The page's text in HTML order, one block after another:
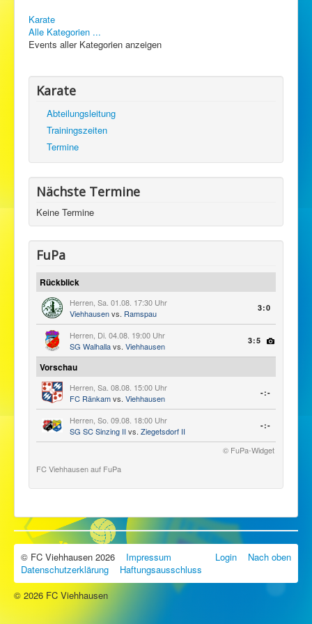
Karate
Alle Kategorien ...
Events aller Kategorien anzeigen
Karate
Abteilungsleitung
Trainingszeiten
Termine
Nächste Termine
Keine Termine
FuPa
Rückblick
Herren, Sa. 01.08. 17:30 Uhr
Viehhausenvs. Ramspau
3:0
Herren, Di. 04.08. 19:00 Uhr
SG Walhallavs. Viehhausen
3:5
Vorschau
Herren, Sa. 08.08. 15:00 Uhr
FC Ränkamvs. Viehhausen
-:-
Herren, So. 09.08. 18:00 Uhr
SG SC Sinzing IIvs. Ziegetsdorf II
-:-
© FuPa-Widget
FC Viehhausen auf FuPa
Login Nach oben
© FC Viehhausen 2026 Impressum
Datenschutzerklärung
Haftungsausschluss
© 2026 FC Viehhausen